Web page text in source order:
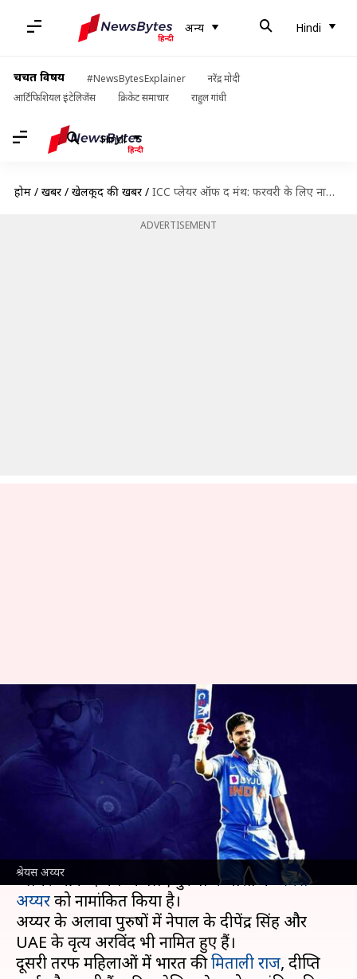
अन्य Hindi
चर्चित विषय #NewsBytesExplainer
नरेंद्र मोदी
आर्टिफिशियल इंटेलिजेंस
क्रिकेट समाचार राहुल गांधी
Hindi
होम / खबरें / खेलकूद की खबरें / ICC प्लेयर ऑफ द मंथ: फरवरी के लिए नामांकित हुए अय्यर, महिलाओं में मिताली-दीप्ति शामिल
ADVERTISEMENT
श्रेयस अय्यर
ICC प्लेयर ऑफ द मंथ: फरवरी के
लिए नामांकित हुए अय्यर, महिलाओं में
मिताली-दीप्ति शामिल
अंकित पसबोला Mar 09, 2022 04:34 pm
अंतरराष्ट्रीय क्रिकेट काउंसिल (ICC) ने फरवरी महीने के
'प्लेयर ऑफ द मंथ' के लिए पुरुषों में भारत केश्रेयस
अय्यरको नामांकित किया है।
अय्यर के अलावा पुरुषों में नेपाल के दीपेंद्र सिंह और
UAE के वृत्य अरविंद भी नामित हुए हैं।
दूसरी तरफ महिलाओं में भारत कीमिताली राज, दीप्ति